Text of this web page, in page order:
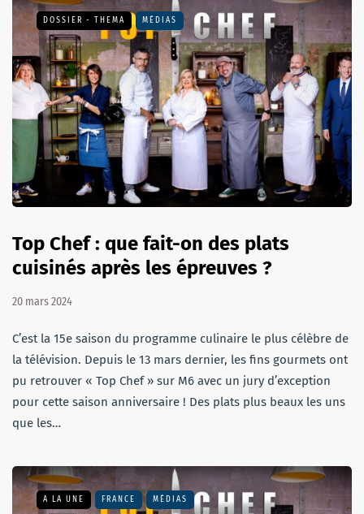
DOSSIER - THEMA MÉDIAS
Top Chef : que fait-on des plats
cuisinés après les épreuves ?
20 mars 2024
C’est la 15e saison du programme culinaire le plus célèbre de
la télévision. Depuis le 13 mars dernier, les fins gourmets ont
pu retrouver « Top Chef » sur M6 avec un jury d’exception
pour cette saison anniversaire ! Des plats plus beaux les uns
que les…
A LA UNE FRANCE MÉDIAS